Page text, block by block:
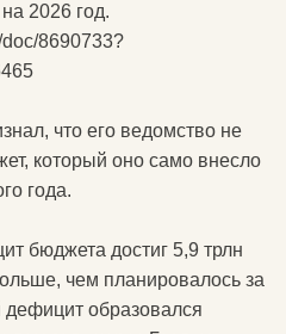
2026 год.
8690733?
что его ведомство не
который оно само внесло
года.
бюджета достиг 5,9 трлн
чем планировалось за
дефицит образовался